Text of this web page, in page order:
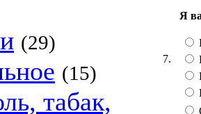
(29)
(15)
табак,
7.
Я